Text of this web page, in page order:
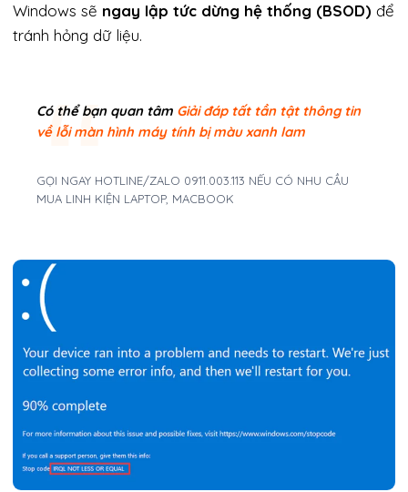
Windows sẽ ngay lập tức dừng hệ thống (BSOD) để
tránh hỏng dữ liệu.
Có thể bạn quan tâm Giải đáp tất tần tật thông tin
về lỗi màn hình máy tính bị màu xanh lam
GỌI NGAY HOTLINE/ZALO 0911.003.113 NẾU CÓ NHU CẦU
MUA LINH KIỆN LAPTOP, MACBOOK